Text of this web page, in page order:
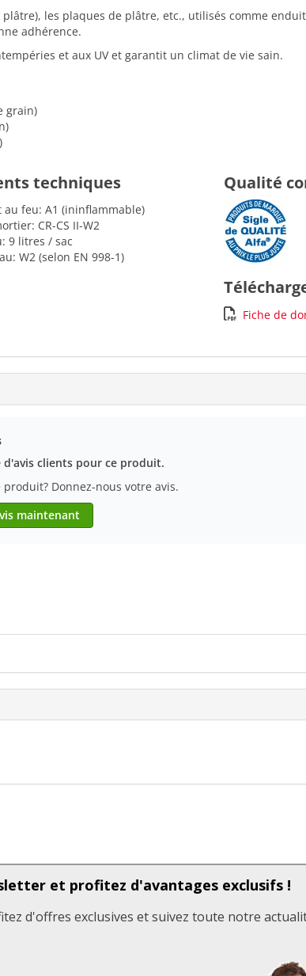
les plaques de plâtre, etc., utilisés comme
adhérence.
et aux UV et garantit un climat de vie sain.
grain)
techniques
au feu: A1 (ininflammable)
CR-CS II-W2
9 litres / sac
W2 (selon EN 998-1)
Qualité
Fiche de
d'avis clients pour ce produit.
produit? Donnez-nous votre avis.
maintenant